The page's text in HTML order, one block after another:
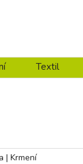
Textil
| Krmení